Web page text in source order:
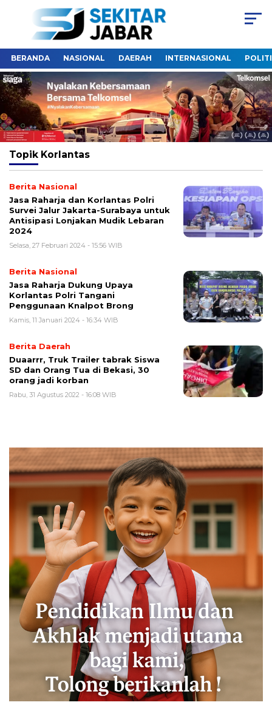
BERANDA NASIONAL DAERAH INTERNASIONAL
Topik Korlantas
Berita Nasional
Jasa Raharja dan Korlantas Polri
Survei Jalur Jakarta-Surabaya untuk
Antisipasi Lonjakan Mudik Lebaran
2024
Selasa, 27 Februari 2024 - 15:56 WIB
Berita Nasional
Jasa Raharja Dukung Upaya
Korlantas Polri Tangani
Penggunaan Knalpot Brong
Kamis, 11 Januari 2024 - 16:34 WIB
Berita Daerah
Duaarrr, Truk Trailer tabrak Siswa
SD dan Orang Tua di Bekasi, 30
orang jadi korban
Rabu, 31 Agustus 2022 - 16:08 WIB